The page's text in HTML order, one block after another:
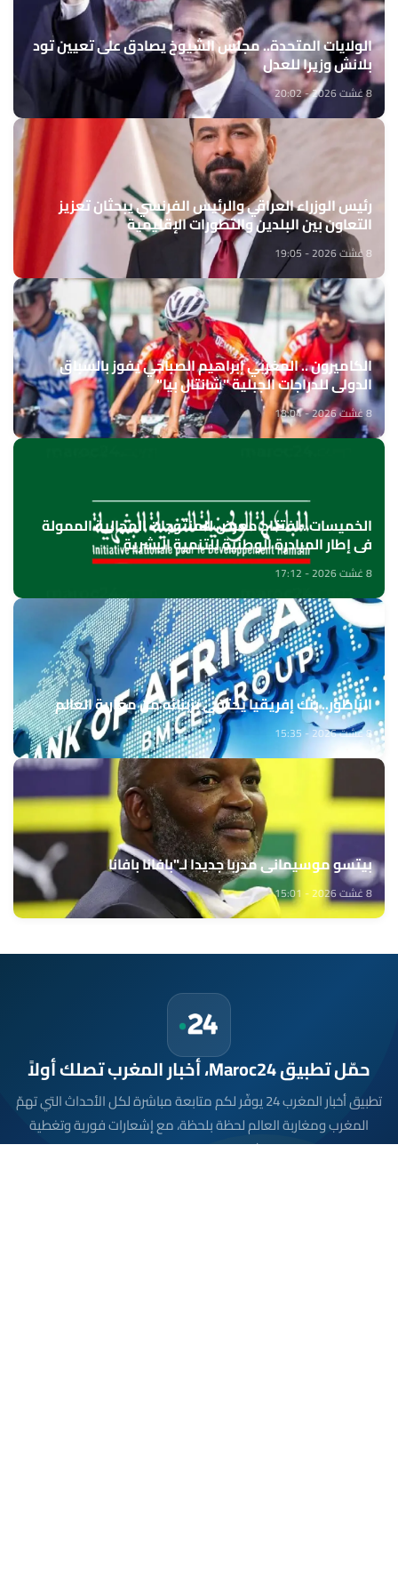
الولايات المتحدة.. مجلس الشيوخ يصادق على تعيين تود
بلانش وزيرا للعدل
8 غشت 2026 - 20:02
رئيس الوزراء العراقي والرئيس الفرنسي يبحثان تعزيز
التعاون بين البلدين والتطورات الإقليمية
8 غشت 2026 - 19:05
الكاميرون .. المغربي إبراهيم الصباحي يفوز بالسباق
الدولي للدراجات الجبلية "شانتال بيا"
8 غشت 2026 - 18:04
الخميسات ..افتتاح معرض للمنتوجات المجالية الممولة
في إطار المبادرة الوطنية للتنمية البشرية
8 غشت 2026 - 17:12
الناظور.. بنك إفريقيا يحتفي بزبنائه من مغاربة العالم
8 غشت 2026 - 15:35
بيتسو موسيماني مدربا جديدا لـ"بافانا بافانا
8 غشت 2026 - 15:01
حمّل تطبيق Maroc24، أخبار المغرب تصلك أولاً
تطبيق أخبار المغرب 24 يوفّر لكم متابعة مباشرة لكل الأحداث التي تهمّ
المغرب ومغاربة العالم لحظة بلحظة، مع إشعارات فورية وتغطية
شاملة لكل المستجدات.